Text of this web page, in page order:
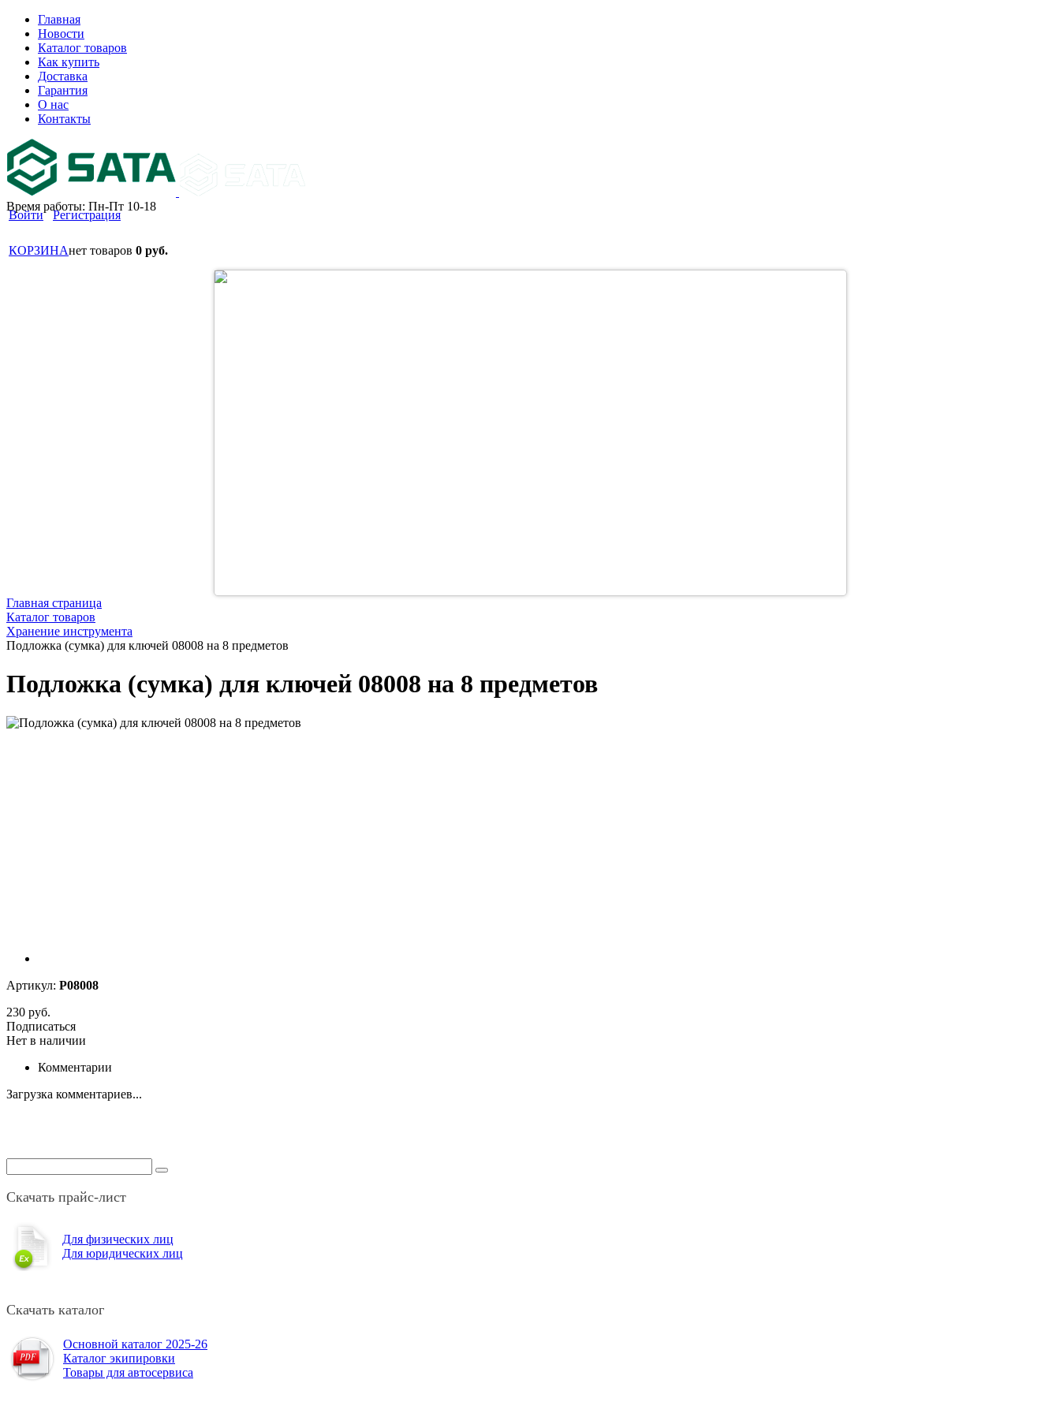
Главная
Новости
Каталог товаров
Как купить
Доставка
Гарантия
О нас
Контакты
Время работы: Пн-Пт 10-18
Войти Регистрация
КОРЗИНАнет товаров 0 руб.
Главная страница
Каталог товаров
Хранение инструмента
Подложка (сумка) для ключей 08008 на 8 предметов
Подложка (сумка) для ключей 08008 на 8 предметов
Артикул: P08008
230 руб.
Подписаться
Нет в наличии
Комментарии
Загрузка комментариев...
Скачать прайс-лист
Для физических лиц
Для юридических лиц
Скачать каталог
Основной каталог 2025-26
Каталог экипировки
Товары для автосервиса